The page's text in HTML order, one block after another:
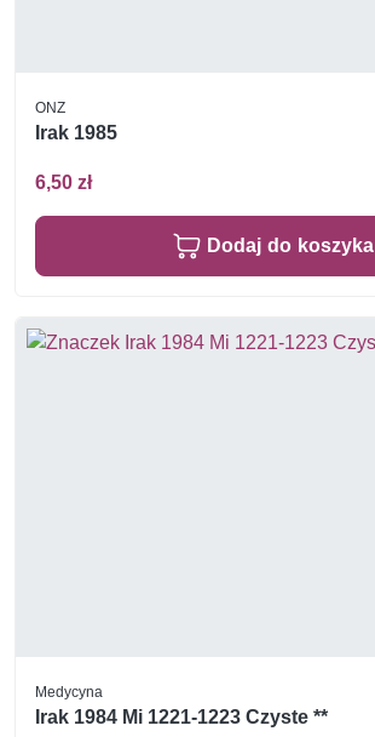
ONZ
Irak 1985
6,50 zł
Dodaj do koszyka
Medycyna
Irak 1984 Mi 1221-1223 Czyste **